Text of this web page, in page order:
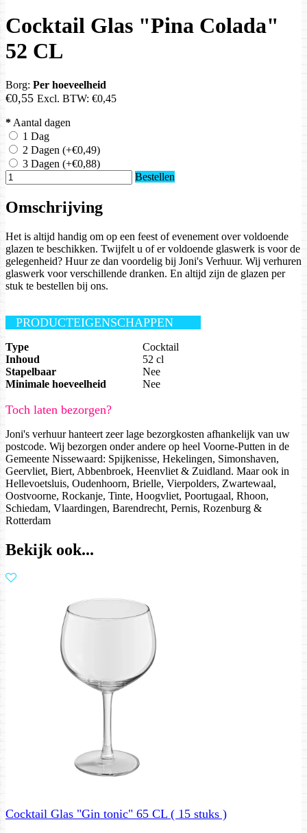
Cocktail Glas "Pina Colada"
52 CL
Borg: Per hoeveelheid
€0,55 Excl. BTW: €0,45
* Aantal dagen
1 Dag
2 Dagen (+€0,49)
3 Dagen (+€0,88)
Bestellen
Omschrijving
Het is altijd handig om op een feest of evenement over voldoende
glazen te beschikken. Twijfelt u of er voldoende glaswerk is voor de
gelegenheid? Huur ze dan voordelig bij Joni's Verhuur. Wij verhuren
glaswerk voor verschillende dranken. En altijd zijn de glazen per
stuk te bestellen bij ons.
PRODUCTEIGENSCHAPPEN
Type
Cocktail
Inhoud
52 cl
Stapelbaar
Nee
Minimale hoeveelheid
Nee
Toch laten bezorgen?
Joni's verhuur hanteert zeer lage bezorgkosten afhankelijk van uw
postcode. Wij bezorgen onder andere op heel Voorne-Putten in de
Gemeente Nissewaard: Spijkenisse, Hekelingen, Simonshaven,
Geervliet, Biert, Abbenbroek, Heenvliet & Zuidland. Maar ook in
Hellevoetsluis, Oudenhoorn, Brielle, Vierpolders, Zwartewaal,
Oostvoorne, Rockanje, Tinte, Hoogvliet, Poortugaal, Rhoon,
Schiedam, Vlaardingen, Barendrecht, Pernis, Rozenburg &
Rotterdam
Bekijk ook...
Cocktail Glas "Gin tonic" 65 CL ( 15 stuks )